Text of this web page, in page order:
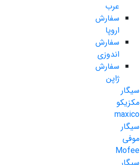
عرب
سفارش
اروپا
سفارش
اندوزی
سفارش
ژاپن
سیگار
مکزیکو
maxico
سیگار
موفی
Mofee